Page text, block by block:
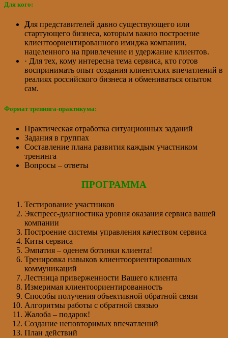
Для кого:
Для представителей давно существующего или
стартующего бизнеса, которым важно построение
клиентоориентированного имиджа компании,
нацеленного на привлечение и удержание клиентов.
· Для тех, кому интересна тема сервиса, кто готов
воспринимать опыт создания клиентских впечатлений в
реалиях российского бизнеса и обмениваться опытом
сам.
Формат тренинга-практикума:
Практическая отработка ситуационных заданий
Задания в группах
Составление плана развития каждым участником
тренинга
Вопросы – ответы
ПРОГРАММА
Тестирование участников
Экспресс-диагностика уровня оказания сервиса вашей
компании
Построение системы управления качеством сервиса
Киты сервиса
Эмпатия – оденем ботинки клиента!
Тренировка навыков клиентоориентированных
коммуникаций
Лестница приверженности Вашего клиента
Измеримая клиентоориентированность
Способы получения объективной обратной связи
Алгоритмы работы с обратной связью
Жалоба – подарок!
Создание неповторимых впечатлений
План действий